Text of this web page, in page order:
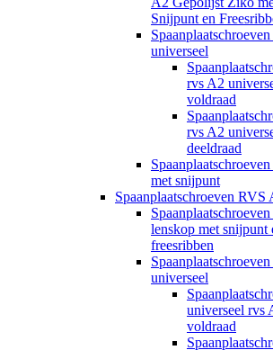
Snijpunt en
universeel
rvs A2
voldraad
rvs A2
deeldraad
met snijpunt
Spaanplaatschroeven RVS
lenskop met snijpunt
freesribben
universeel
universeel rvs
voldraad